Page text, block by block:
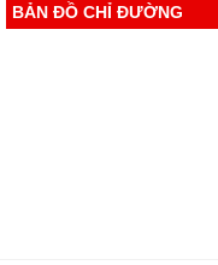
BẢN ĐỒ CHỈ ĐƯỜNG